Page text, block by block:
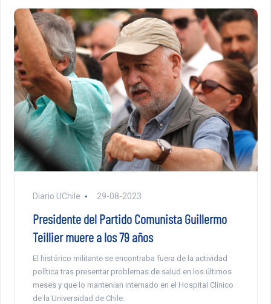
Diario UChile 29-08-2023
Presidente del Partido Comunista Guillermo
Teillier muere a los 79 años
El histórico militante se encontraba fuera de la actividad
política tras presentar problemas de salud en los últimos
meses y que lo mantenían internado en el Hospital Clínico
de la Universidad de Chile.